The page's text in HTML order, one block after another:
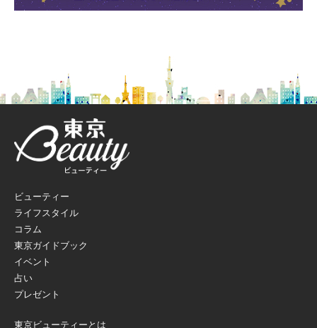
ビューティー
ライフスタイル
コラム
東京ガイドブック
イベント
占い
プレゼント
東京ビューティーとは